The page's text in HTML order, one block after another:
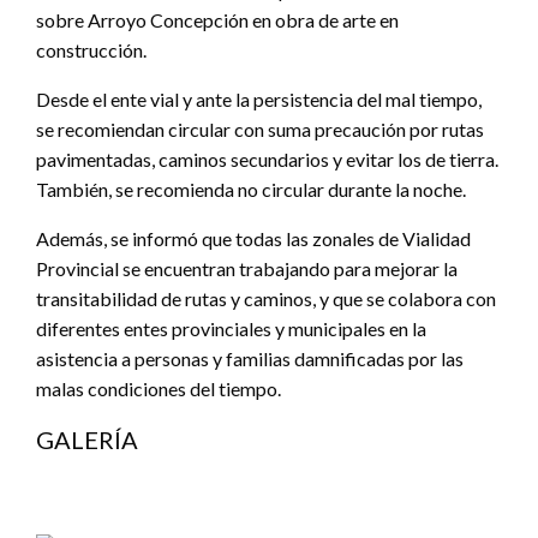
sobre Arroyo Concepción en obra de arte en
construcción.
Desde el ente vial y ante la persistencia del mal tiempo,
se recomiendan circular con suma precaución por rutas
pavimentadas, caminos secundarios y evitar los de tierra.
También, se recomienda no circular durante la noche.
Además, se informó que todas las zonales de Vialidad
Provincial se encuentran trabajando para mejorar la
transitabilidad de rutas y caminos, y que se colabora con
diferentes entes provinciales y municipales en la
asistencia a personas y familias damnificadas por las
malas condiciones del tiempo.
GALERÍA